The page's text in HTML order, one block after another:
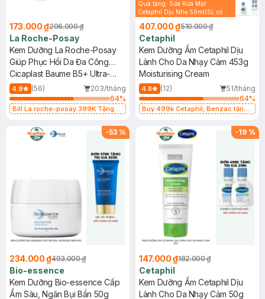
173.000 ₫206.000 ₫
La Roche-Posay
Kem Dưỡng La Roche-Posay
Giúp Phục Hồi Da Đa Công
Dụng 15ml
Cicaplast Baume B5+ Ultra-
Repairing Soothing Balm
4.9 (56)
203/tháng
64%
Bill La roche-posay 399K Tặng
(SL có hạn)
Quà tặng: Sữa Rửa Mặt
Cetaphil Dịu Nhẹ 59ml(SL có
407.000 ₫510.000 ₫
Cetaphil
Kem Dưỡng Ẩm Cetaphil Dịu
Lành Cho Da Nhạy Cảm 453g
Moisturising Cream
4.8 (12)
51/tháng
64%
Buy 499k Cetaphil, Benzac tặng
-53 %
234.000 ₫493.000 ₫
Bio-essence
Kem Dưỡng Bio-essence Cấp
Ẩm Sâu, Ngăn Bụi Bẩn 50g
-19 %
147.000 ₫182.000 ₫
Cetaphil
Kem Dưỡng Ẩm Cetaphil Dịu
Lành Cho Da Nhạy Cảm 50g